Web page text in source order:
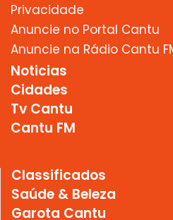
Privacidade
Anuncie no Portal Cantu
Anuncie na Rádio Cantu
Noticias
Cidades
Tv Cantu
Cantu FM
Classificados
Saúde & Beleza
Garota Cantu